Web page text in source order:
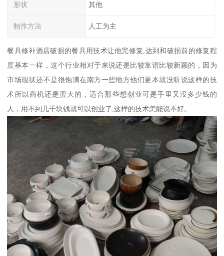
形状 其他
制作方法 人工为主
餐具修补酒店破损的餐具用技术让他完修复,达到和破损前的修复程
度基本一样，这个行业相对于来说还是比较靠谱比较新颖的，因为
市场现状还不是很饱满在南方一些地方他们更本就没听说这样的技
术所以商机还是蛮大的，适合那些想创业可是手里又没多少钱的
人，用不到几千块钱就可以创业了,这样的技术怎能说不好。